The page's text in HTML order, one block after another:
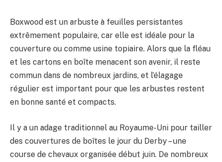
Boxwood est un arbuste à feuilles persistantes
extrêmement populaire, car elle est idéale pour la
couverture ou comme usine topiaire. Alors que la fléau
et les cartons en boîte menacent son avenir, il reste
commun dans de nombreux jardins, et l’élagage
régulier est important pour que les arbustes restent
en bonne santé et compacts.
Il y a un adage traditionnel au Royaume-Uni pour tailler
des couvertures de boîtes le jour du Derby – une
course de chevaux organisée début juin. De nombreux